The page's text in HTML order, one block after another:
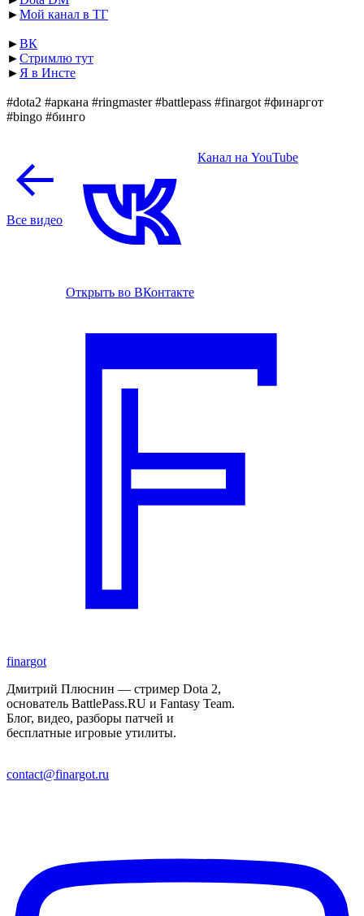
►Мой канал в ТГ
►ВК
►Стримлю тут
► Я в Инсте
#dota2 #аркана #ringmaster #battlepass #finargot #финаргот
#bingo #бинго
Все видео
Открыть во ВКонтакте
Канал на YouTube
finargot
Дмитрий Плюснин — стример Dota 2,
основатель BattlePass.RU и Fantasy Team.
Блог, видео, разборы патчей и
бесплатные игровые утилиты.
contact@finargot.ru